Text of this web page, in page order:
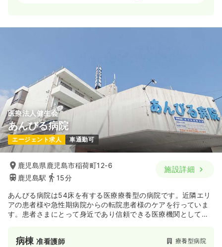
月給25万円以上可
気になる 詳細を見る
日勤のみ（パート） 一時募集休止
給与 お問い合わせください
時間 9:00～18:00（休憩60分）
日祝休み
時給1,200円以上可
医療法人健生会
あんびる病院
エージェント求人 車通勤可
鹿児島県鹿児島市稲荷町12-6
鹿児島駅
15分
施設詳細
あんびる病院は54床を有する医療療養型の病院です。近隣エリ
アの患者様や急性期病院からの転院患者様のケアを行っていま
す。患者さまにとって身近であり信頼できる医療機関として思
病棟准看護師 療養型病院